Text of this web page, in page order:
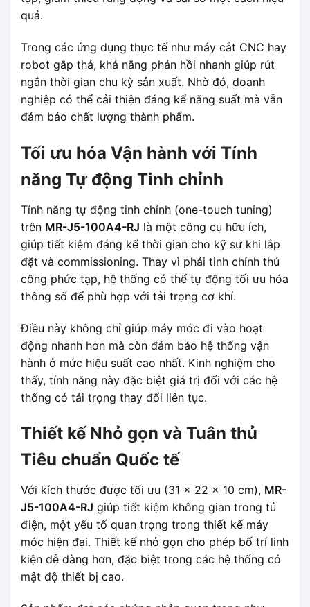
quả.
Trong các ứng dụng thực tế như máy cắt CNC hay
robot gắp thả, khả năng phản hồi nhanh giúp rút
ngắn thời gian chu kỳ sản xuất. Nhờ đó, doanh
nghiệp có thể cải thiện đáng kể năng suất mà vẫn
đảm bảo chất lượng thành phẩm.
Tối ưu hóa Vận hành với Tính
năng Tự động Tinh chỉnh
Tính năng tự động tinh chỉnh (one-touch tuning)
trên MR-J5-100A4-RJ là một công cụ hữu ích,
giúp tiết kiệm đáng kể thời gian cho kỹ sư khi lắp
đặt và commissioning. Thay vì phải tinh chỉnh thủ
công phức tạp, hệ thống có thể tự động tối ưu hóa
thông số để phù hợp với tải trọng cơ khí.
Điều này không chỉ giúp máy móc đi vào hoạt
động nhanh hơn mà còn đảm bảo hệ thống vận
hành ở mức hiệu suất cao nhất. Kinh nghiệm cho
thấy, tính năng này đặc biệt giá trị đối với các hệ
thống có tải trọng thay đổi liên tục.
Thiết kế Nhỏ gọn và Tuân thủ
Tiêu chuẩn Quốc tế
Với kích thước được tối ưu (31 x 22 x 10 cm), MR-
J5-100A4-RJ giúp tiết kiệm không gian trong tủ
điện, một yếu tố quan trọng trong thiết kế máy
móc hiện đại. Thiết kế nhỏ gọn cho phép bố trí linh
kiện dễ dàng hơn, đặc biệt trong các hệ thống có
mật độ thiết bị cao.